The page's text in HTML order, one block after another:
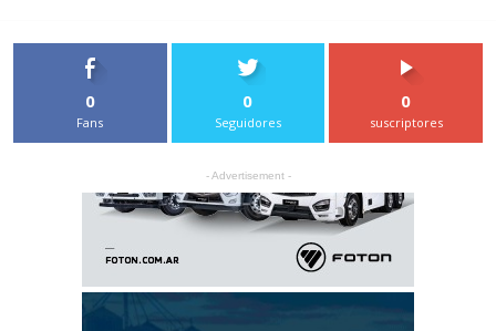
0
Fans
0
Seguidores
0
suscriptores
- Advertisement -